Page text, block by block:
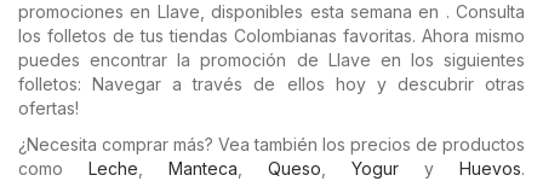
promociones en Llave, disponibles esta semana en . Consulta
los folletos de tus tiendas Colombianas favoritas. Ahora mismo
puedes encontrar la promoción de Llave en los siguientes
folletos: Navegar a través de ellos hoy y descubrir otras
ofertas!
¿Necesita comprar más? Vea también los precios de productos
como Leche Manteca Queso Yogur y Huevos.